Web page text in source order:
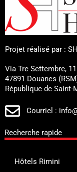
Projet réalisé par :
Via Tre Settembre, 11
47891 Douanes
République de Saint-
Courriel :
Recherche rapide
Hôtels Rimini